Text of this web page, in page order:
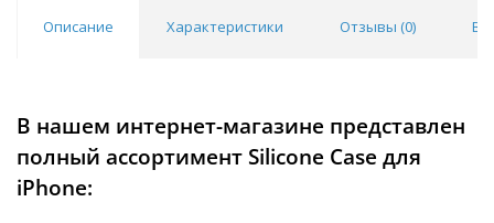
Описание Характеристики Отзывы (0)
В нашем интернет-магазине представлен
полный ассортимент Silicone Case для
iPhone: